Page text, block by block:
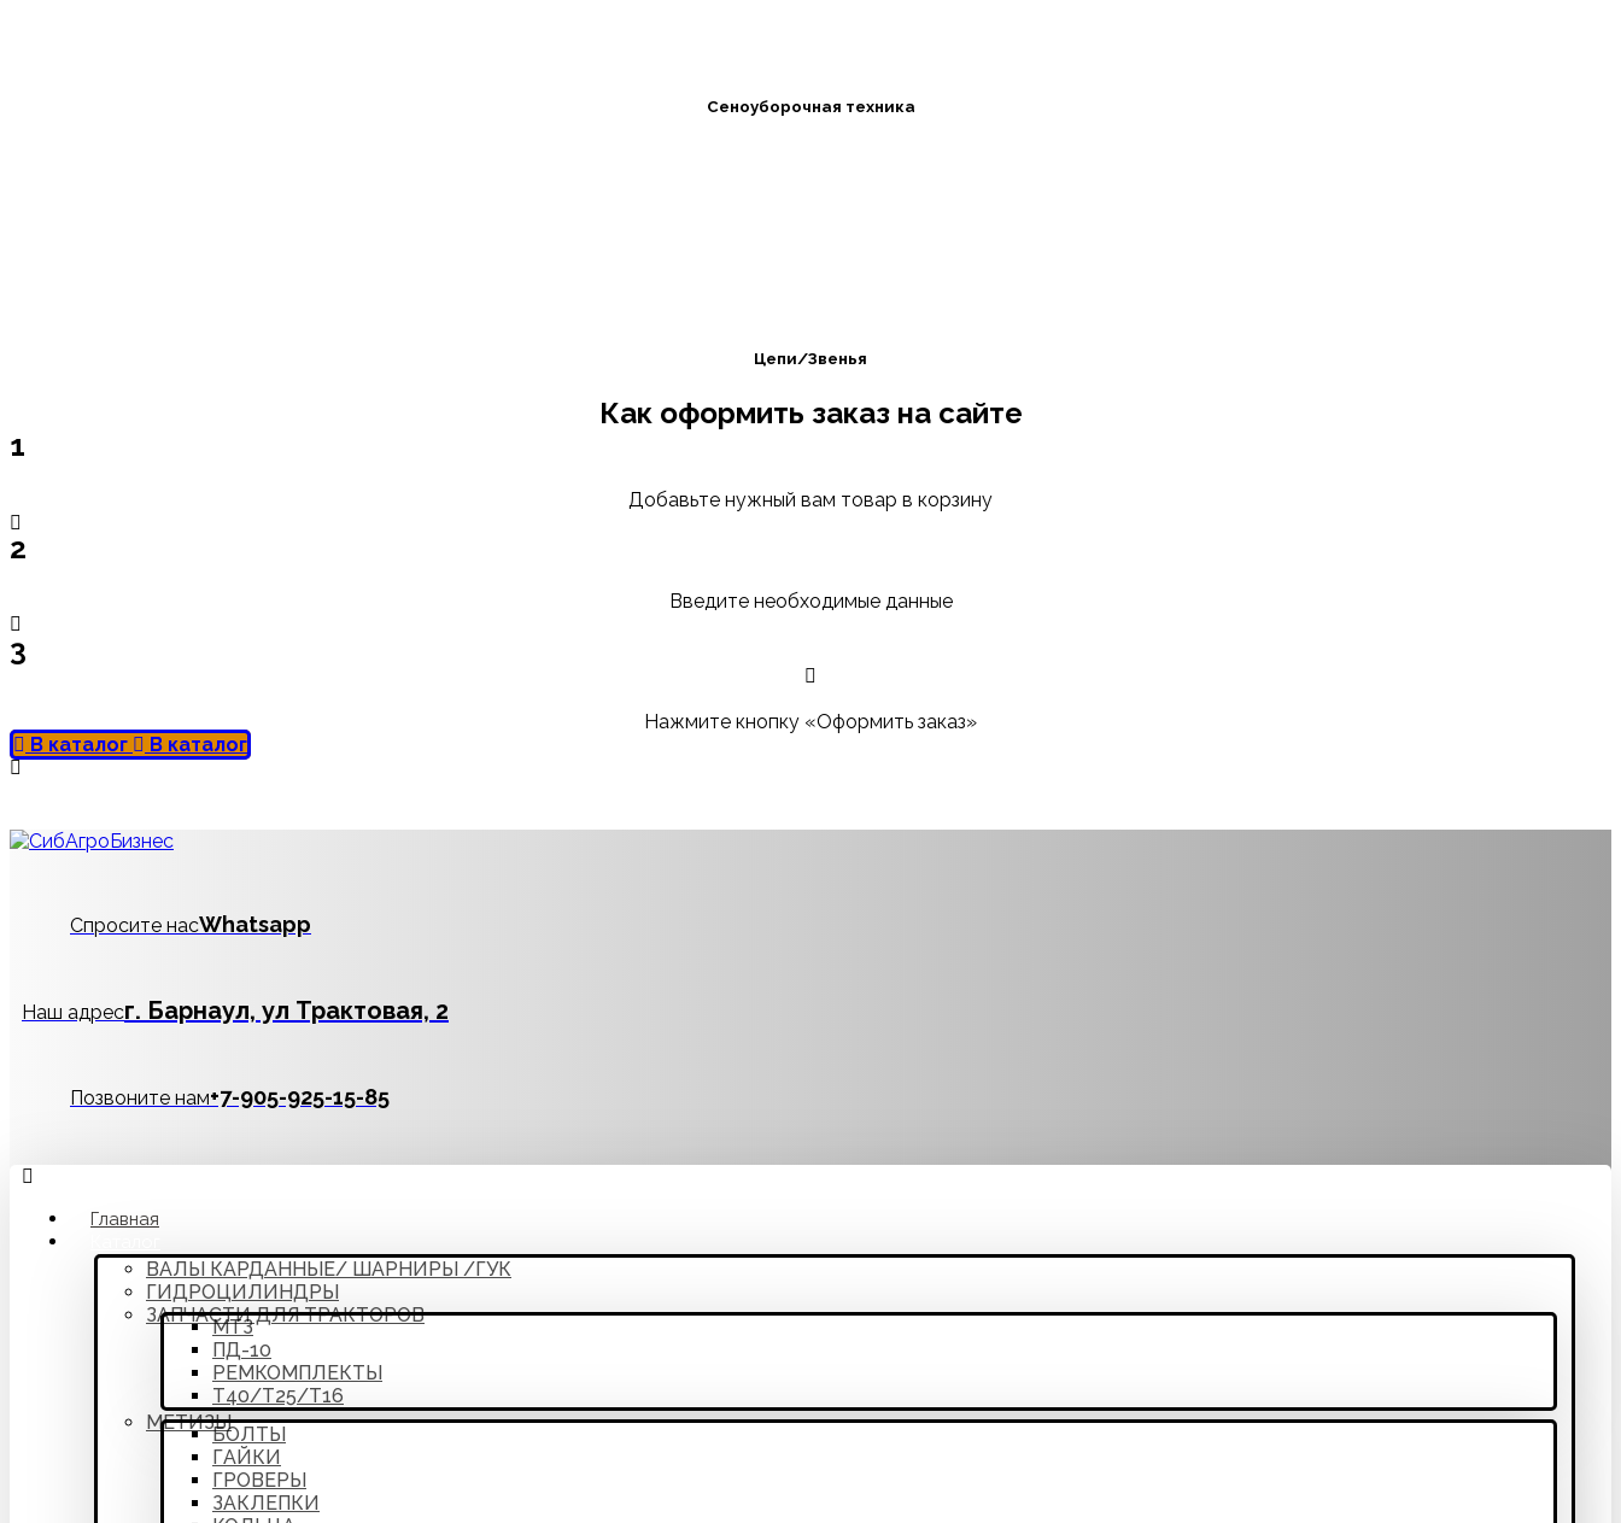
Сеноуборочная техника
Цепи/Звенья
Как оформить заказ на сайте
1
Добавьте нужный вам товар в корзину
2
Введите необходимые данные
3
Нажмите кнопку «Оформить заказ»
В каталог
В каталог
Спросите насWhatsapp
Наш адресг. Барнаул, ул Трактовая, 2
Позвоните нам‪+7-905-925-15-85
Главная
ВАЛЫ КАРДАННЫЕ/ ШАРНИРЫ /ГУК
ГИДРОЦИЛИНДРЫ
ЗАПЧАСТИ ДЛЯ ТРАКТОРОВ
МТЗ
ПД-10
РЕМКОМПЛЕКТЫ
Т40/Т25/Т16
МЕТИЗЫ
БОЛТЫ
ГАЙКИ
ГРОВЕРЫ
ЗАКЛЕПКИ